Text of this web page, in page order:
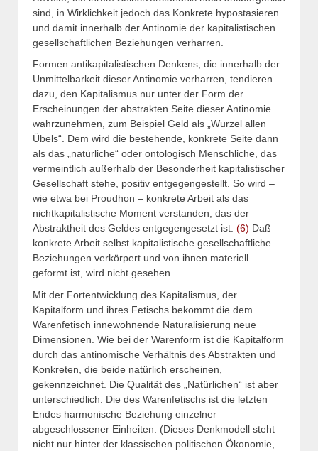
sind, in Wirklichkeit jedoch das Konkrete hypostasieren
und damit innerhalb der Antinomie der kapitalistischen
gesellschaftlichen Beziehungen verharren.
Formen antikapitalistischen Denkens, die innerhalb der
Unmittelbarkeit dieser Antinomie verharren, tendieren
dazu, den Kapitalismus nur unter der Form der
Erscheinungen der abstrakten Seite dieser Antinomie
wahrzunehmen, zum Beispiel Geld als „Wurzel allen
Übels“. Dem wird die bestehende, konkrete Seite dann
als das „natürliche“ oder ontologisch Menschliche, das
vermeintlich außerhalb der Besonderheit kapitalistischer
Gesellschaft stehe, positiv entgegengestellt. So wird –
wie etwa bei Proudhon – konkrete Arbeit als das
nichtkapitalistische Moment verstanden, das der
Abstraktheit des Geldes entgegengesetzt ist. (6) Daß
konkrete Arbeit selbst kapitalistische gesellschaftliche
Beziehungen verkörpert und von ihnen materiell
geformt ist, wird nicht gesehen.
Mit der Fortentwicklung des Kapitalismus, der
Kapitalform und ihres Fetischs bekommt die dem
Warenfetisch innewohnende Naturalisierung neue
Dimensionen. Wie bei der Warenform ist die Kapitalform
durch das antinomische Verhältnis des Abstrakten und
Konkreten, die beide natürlich erscheinen,
gekennzeichnet. Die Qualität des „Natürlichen“ ist aber
unterschiedlich. Die des Warenfetischs ist die letzten
Endes harmonische Beziehung einzelner
abgeschlossener Einheiten. (Dieses Denkmodell steht
nicht nur hinter der klassischen politischen Ökonomie,